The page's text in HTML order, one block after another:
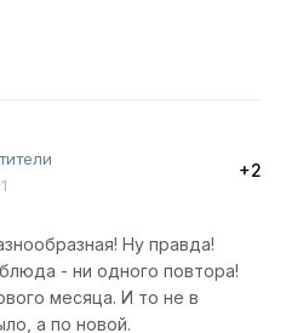
+2
Ну правда!
- ни одного повтора!
месяца. И то не в
а по новой.